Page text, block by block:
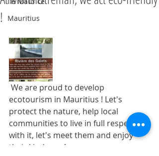
Mauritius
!
ecotourism in Mauritius ! Let's
protect the nature, help local
communities to live in full respect
with it, let's meet them and enjoy
their kindness !